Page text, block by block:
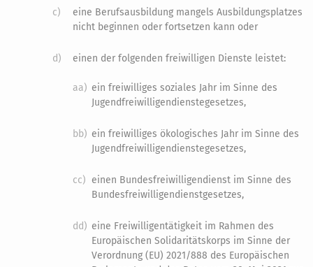
c)
eine Berufsausbildung mangels Ausbildungsplatzes
nicht beginnen oder fortsetzen kann oder
d) einen der folgenden freiwilligen Dienste leistet:
aa) ein freiwilliges soziales Jahr im Sinne des
Jugendfreiwilligendienstegesetzes,
bb) ein freiwilliges ökologisches Jahr im Sinne des
Jugendfreiwilligendienstegesetzes,
cc) einen Bundesfreiwilligendienst im Sinne des
Bundesfreiwilligendienstgesetzes,
dd) eine Freiwilligentätigkeit im Rahmen des
Europäischen Solidaritätskorps im Sinne der
Verordnung (EU) 2021/888 des Europäischen